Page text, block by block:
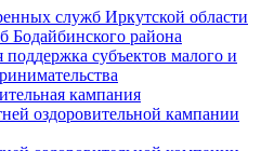
служб Иркутской области
Бодайбинского района
субъектов малого и
кампания
оздоровительной кампании